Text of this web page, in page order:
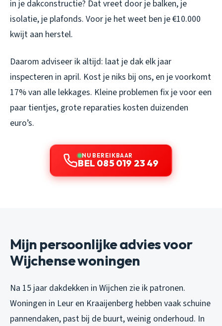
in je dakconstructie? Dat vreet door je balken, je
isolatie, je plafonds. Voor je het weet ben je €10.000
kwijt aan herstel.
Daarom adviseer ik altijd: laat je dak elk jaar
inspecteren in april. Kost je niks bij ons, en je voorkomt
17% van alle lekkages. Kleine problemen fix je voor een
paar tientjes, grote reparaties kosten duizenden
euro’s.
NU BEREIKBAAR
BEL 085 019 23 49
Mijn persoonlijke advies voor
Wijchense woningen
Na 15 jaar dakdekken in Wijchen zie ik patronen.
Woningen in Leur en Kraaijenberg hebben vaak schuine
pannendaken, past bij de buurt, weinig onderhoud. In